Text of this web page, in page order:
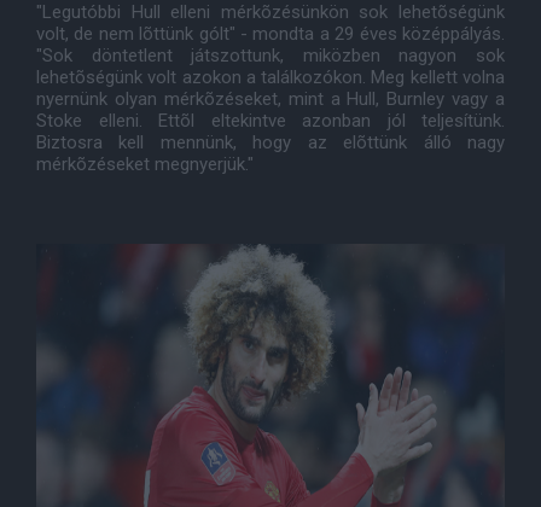
"Legutóbbi Hull elleni mérkõzésünkön sok lehetõségünk
volt, de nem lõttünk gólt" - mondta a 29 éves középpályás.
"Sok döntetlent játszottunk, miközben nagyon sok
lehetõségünk volt azokon a találkozókon. Meg kellett volna
nyernünk olyan mérkõzéseket, mint a Hull, Burnley vagy a
Stoke elleni. Ettõl eltekintve azonban jól teljesítünk.
Biztosra kell mennünk, hogy az elõttünk álló nagy
mérkõzéseket megnyerjük."